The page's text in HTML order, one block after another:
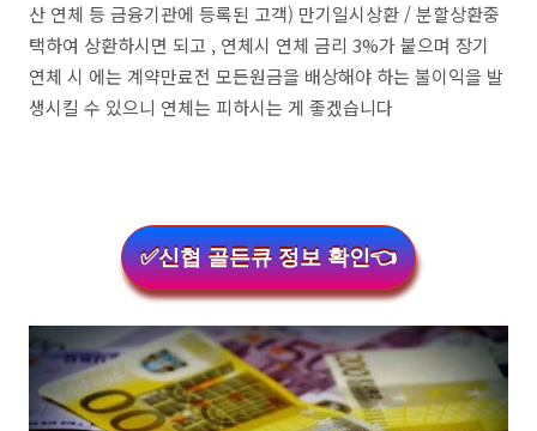
산 연체 등 금융기관에 등록된 고객) 만기일시상환 / 분할상환중
택하여 상환하시면 되고 , 연체시 연체 금리 3%가 붙으며 장기
연체 시 에는 계약만료전 모든원금을 배상해야 하는 불이익을 발
생시킬 수 있으니 연체는 피하시는 게 좋겠습니다
✅신협 골든큐 정보 확인👈